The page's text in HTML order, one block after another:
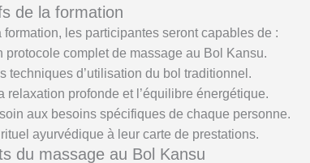
de la formation
formation, les participantes seront capables de :
protocole complet de massage au Bol Kansu.
techniques d’utilisation du bol traditionnel.
relaxation profonde et l’équilibre énergétique.
aux besoins spécifiques de chaque personne.
rituel ayurvédique à leur carte de prestations.
du massage au Bol Kansu